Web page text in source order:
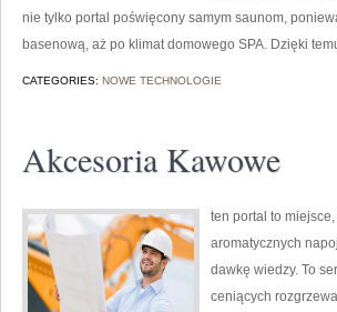
nie tylko portal poświęcony samym saunom,
basenową, aż po klimat domowego SPA. Dzięki
CATEGORIES: NOWE TECHNOLOGIE
Akcesoria Kawowe
ten portal to
aromatycznych
dawkę wiedzy. To
ceniących